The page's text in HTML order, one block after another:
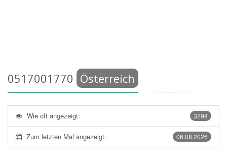
0517001770 Österreich
3298
Wie oft angezeigt:
06.08.2026
Zum letzten Mal angezeigt: